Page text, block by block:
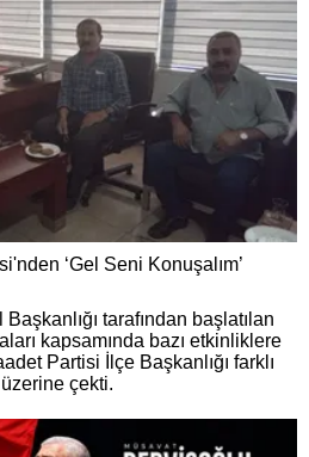
‘Gel Seni Konuşalım’
tarafından başlatılan
kapsamında bazı etkinliklere
Partisi İlçe Başkanlığı farklı
çekti.